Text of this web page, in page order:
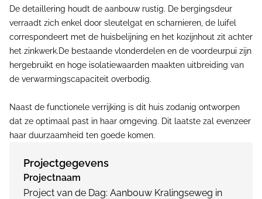
De detaillering houdt de aanbouw rustig. De bergingsdeur
verraadt zich enkel door sleutelgat en scharnieren, de luifel
correspondeert met de huisbelijning en het kozijnhout zit achter
het zinkwerk.De bestaande vlonderdelen en de voordeurpui zijn
hergebruikt en hoge isolatiewaarden maakten uitbreiding van
de verwarmingscapaciteit overbodig.
Naast de functionele verrijking is dit huis zodanig ontworpen
dat ze optimaal past in haar omgeving. Dit laatste zal evenzeer
haar duurzaamheid ten goede komen.
Projectgegevens
Projectnaam
Project van de Dag: Aanbouw Kralingseweg in